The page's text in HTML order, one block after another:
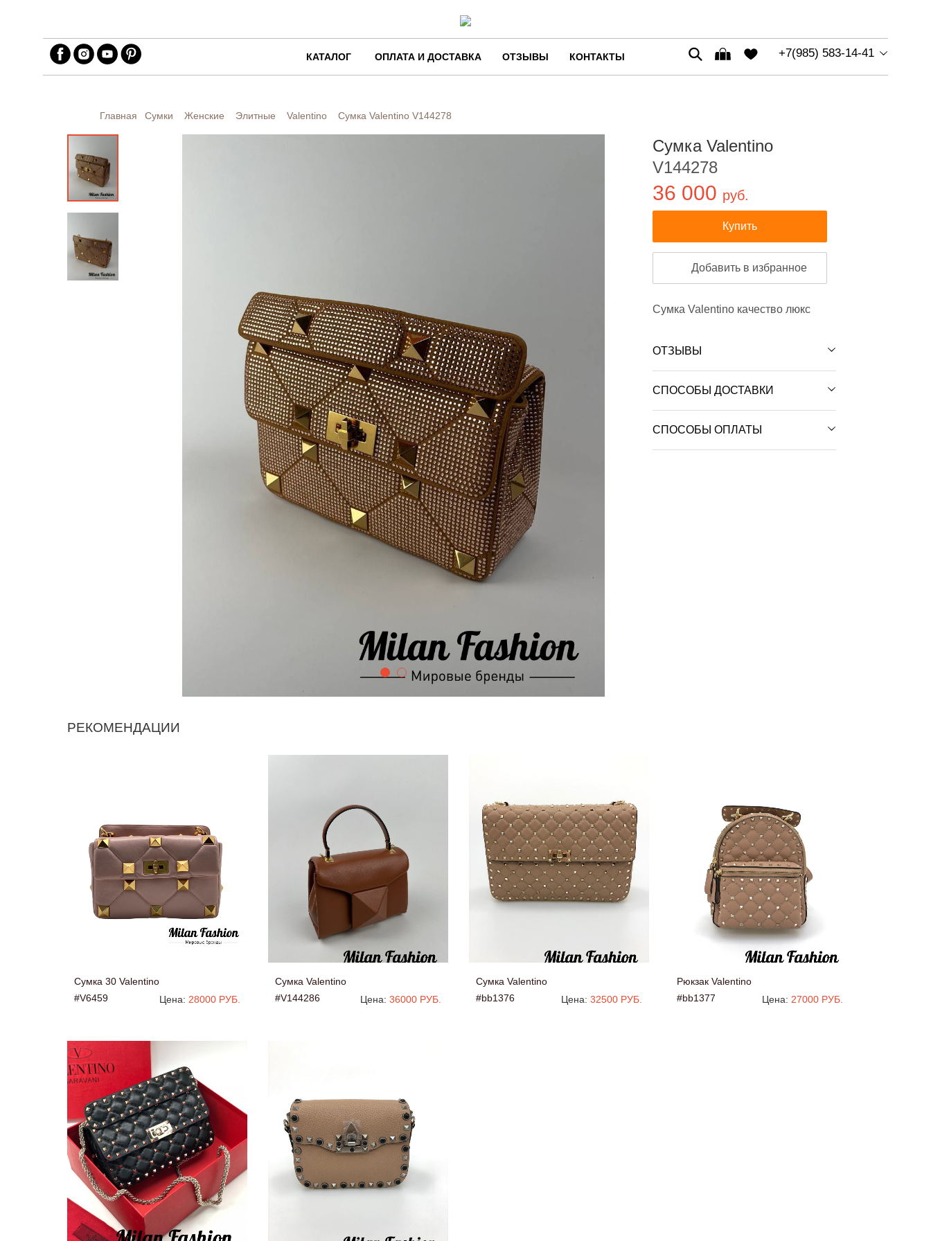
КАТАЛОГ ОПЛАТА И ДОСТАВКА ОТЗЫВЫ КОНТАКТЫ +7(985) 583-14-41
Главная Сумки Женские Элитные Valentino Сумка Valentino V144278
Сумка Valentino
V144278
36 000 руб.
Купить
Добавить в избранное
Сумка Valentino качество люкс
ОТЗЫВЫ
СПОСОБЫ ДОСТАВКИ
СПОСОБЫ ОПЛАТЫ
РЕКОМЕНДАЦИИ
Сумка 30 Valentino
#V6459
Цена: 28000 РУБ.
Сумка Valentino
#V144286
Цена: 36000 РУБ.
Сумка Valentino
#bb1376
Цена: 32500 РУБ.
Рюкзак Valentino
#bb1377
Цена: 27000 РУБ.